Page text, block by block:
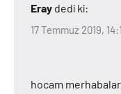
Eray dedi ki:
17 Temmuz 2019,
hocam